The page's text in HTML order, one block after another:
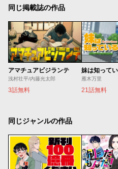
同じ掲載誌の作品
アマチュアビジランテ
浅村壮平/内藤光太郎
3話無料
妹は知って
雁木万里
21話無料
同じジャンルの作品